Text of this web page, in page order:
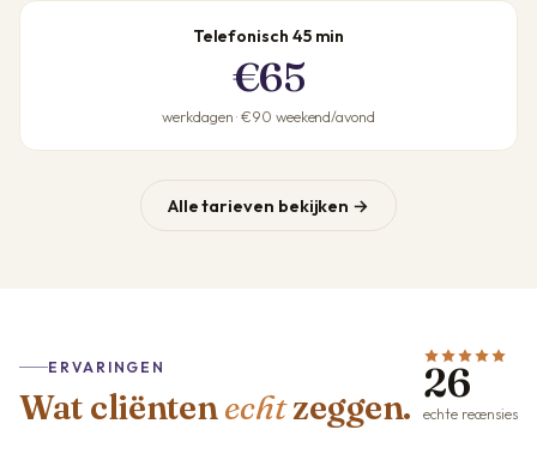
Telefonisch 45 min
€65
werkdagen · €90 weekend/avond
Alle tarieven bekijken →
ERVARINGEN
Wat cliëntenechtzeggen.
26
echte recensies